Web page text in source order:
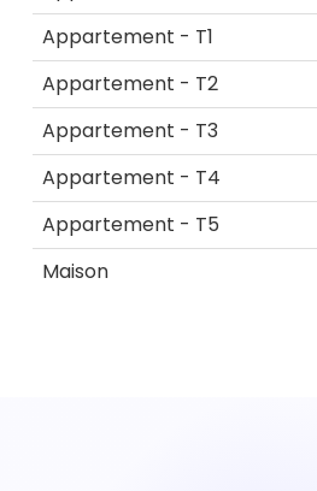
Appartement - T1
Appartement - T2
Appartement - T3
Appartement - T4
Appartement - T5
Maison